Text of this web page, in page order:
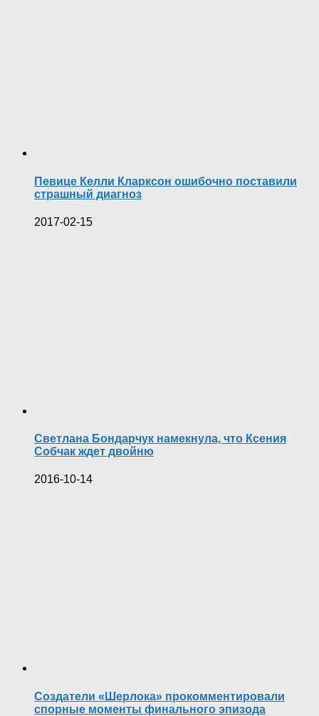
Певице Келли Кларксон ошибочно поставили
страшный диагноз
2017-02-15
Светлана Бондарчук намекнула, что Ксения
Собчак ждет двойню
2016-10-14
Создатели «Шерлока» прокомментировали
спорные моменты финального эпизода